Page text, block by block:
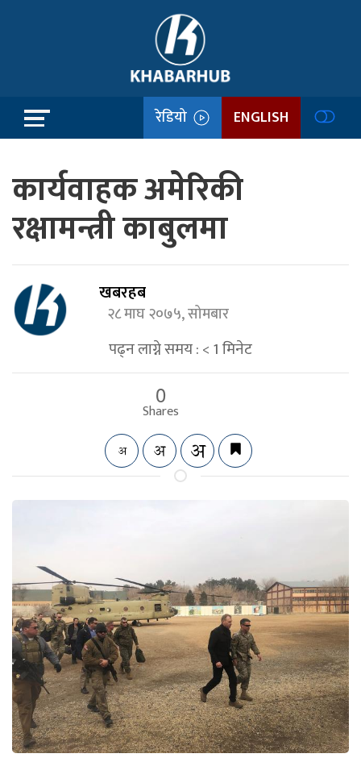
रेडियो ENGLISH
कार्यवाहक अमेरिकी
रक्षामन्त्री काबुलमा
खबरहब
२८ माघ २०७५, सोमबार
पढ्न लाग्ने समय :< 1मिनेट
0
Shares